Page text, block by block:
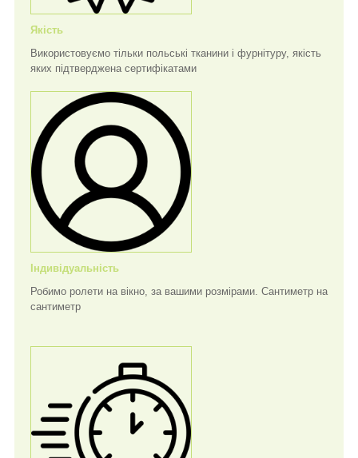
Якість
Використовуємо тільки польські тканини і фурнітуру, якість
яких підтверджена сертифікатами
Індивідуальність
Робимо ролети на вікно, за вашими розмірами. Сантиметр на
сантиметр